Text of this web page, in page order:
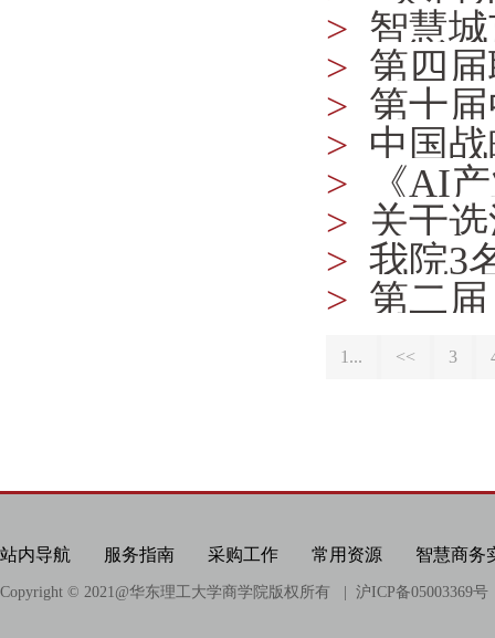
下的合
> 智慧
> 第四
通知
> 第十
能源资
> 中国
知）
>
《AI
> 关于
> 我院3
> 第二
时代中
1... << 3
站内导航 服务指南 采购工作 常用资源 智慧商务
Copyright © 2021@华东理工大学商学院版权所有 | 沪ICP备05003369号